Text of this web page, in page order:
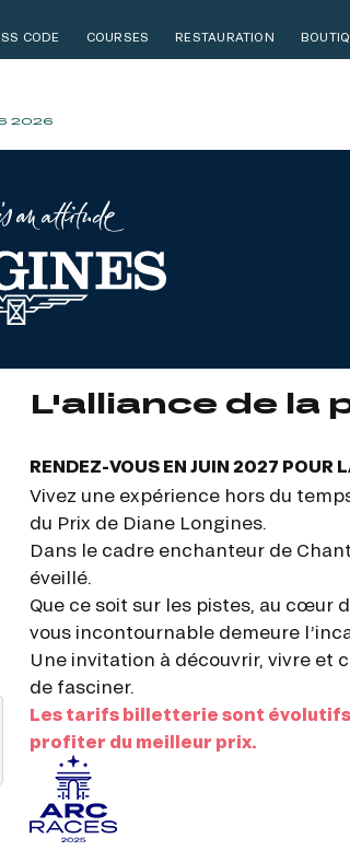
CODE COURSES RESTAURATION
2026
L'alliance de la
RENDEZ-VOUS EN JUIN 2027 POUR
Vivez une expérience hors du
du Prix de Diane Longines.
Dans le cadre enchanteur de
éveillé.
Que ce soit sur les pistes, au cœur
vous incontournable demeure
Une invitation à découvrir, vivre
de fasciner.
Les tarifs billetterie sont évolutifs
profiter du meilleur prix.